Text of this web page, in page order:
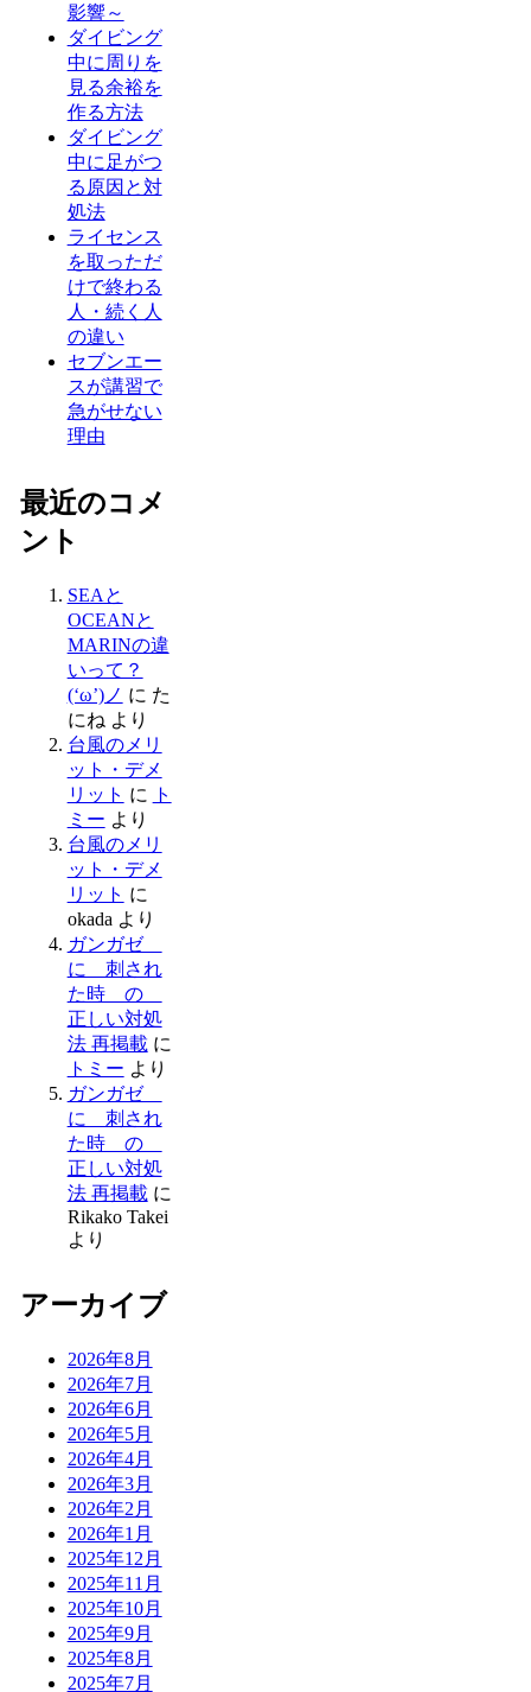
影響～
ダイビング
中に周りを
見る余裕を
作る方法
ダイビング
中に足がつ
る原因と対
処法
ライセンス
を取っただ
けで終わる
人・続く人
の違い
セブンエー
スが講習で
急がせない
理由
最近のコメ
ント
SEAと
OCEANと
MARINの違
いって？
(‘ω’)ノ に た
にね より
台風のメリ
ット・デメ
リット に
ト
ミー より
台風のメリ
ット・デメ
リット に
okada より
ガンガゼ
に 刺され
た時 の
正しい対処
法 再掲載に
トミー より
ガンガゼ
に 刺され
た時 の
正しい対処
法 再掲載に
Rikako Takei
より
アーカイブ
2026年8月
2026年7月
2026年6月
2026年5月
2026年4月
2026年3月
2026年2月
2026年1月
2025年12月
2025年11月
2025年10月
2025年9月
2025年8月
2025年7月